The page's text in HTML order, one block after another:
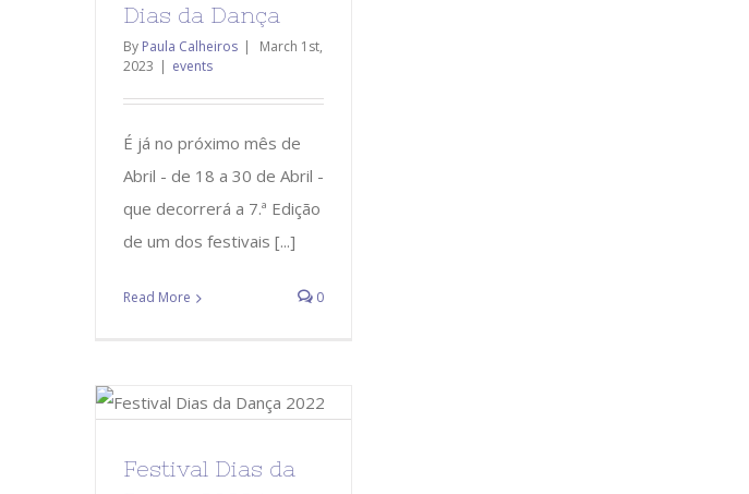
Dias da Dança
By Paula Calheiros |
March 1st,
2023 | events
É já no próximo mês de
Abril - de 18 a 30 de Abril -
que decorrerá a 7.ª Edição
de um dos festivais [...]
Read More 0
Festival Dias da